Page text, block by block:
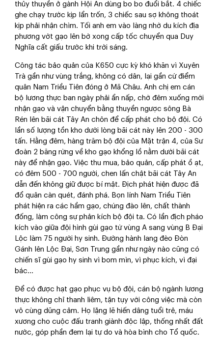
thủy thuyền ở gành Hội An dùng bo bo đuổi bắt. 4 chiếc
ghe chạy trước kịp lẩn trốn, 3 chiếc sau sợ không thoát
kịp phải nhận chìm. Tối anh em vào làng nhờ du kích địa
phương vớt gạo lên bờ xong cấp tốc chuyển qua Duy
Nghĩa cất giấu trước khi trời sáng.
Công tác bảo quản của K650 cực kỳ khó khăn vì Xuyên
Trà gần như vùng trắng, không có dân, lại gần cứ điểm
quân Nam Triều Tiên đóng ở Mã Châu. Anh chị em cán
bộ lương thực ban ngày phải ẩn nấp, chờ đêm xuống mới
nhận gạo và vận chuyển bằng thuyền ngược sông Bà
Rén lên bãi cát Tây An chôn để cấp phát cho bộ đội. Có
lần số lượng tồn kho dưới lòng bãi cát này lên 200 - 300
tấn. Hằng đêm, hàng trăm bộ đội của Mặt trận 4, của Sư
đoàn 2 băng rừng về kho gạo khổng lồ nằm dưới bãi cát
này để nhận gạo. Việc thu mua, bảo quản, cấp phát ồ ạt,
có đêm 500 - 700 người, chen lấn chật bãi cát Tây An
dẫn đến không giữ được bí mật. Địch phát hiện được đã
đổ quân càn quét, đánh phá. Bọn lính Nam Triều Tiên
phát hiện ra các hầm gạo, chúng đào lên, chất thành
đống, làm công sự phản kích bộ đội ta. Có lần địch pháo
kích vào giữa đội hình gùi gạo từ vùng A sang vùng B Đại
Lộc làm 75 người hy sinh. Đường hành lang đèo Đòn
Gánh lên Lộc Đại, Sơn Trung gần như ngày nào cũng có
chiến sĩ gùi gạo hy sinh vì bom mìn, vì phục kích, vì đại
bác…
Để có được hạt gạo phục vụ bộ đội, cán bộ ngành lương
thực không chỉ thanh liêm, tận tụy với công việc mà còn
vô cùng dũng cảm. Họ lặng lẽ hiến dâng tuổi trẻ, máu
xương cho cuộc đấu tranh giành độc lập, thống nhất đất
nước, góp phần đem lại tự do và hòa bình cho Tổ quốc.